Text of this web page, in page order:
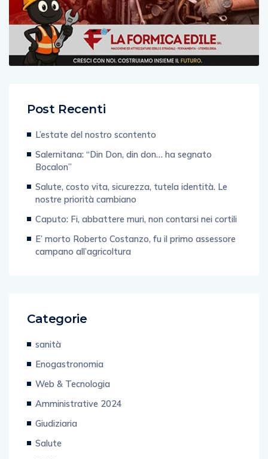
Post Recenti
L’estate del nostro scontento
Salernitana: “Din Don, din don… ha segnato
Bocalon”
Salute, costo vita, sicurezza, tutela identità. Le
nostre priorità cambiano
Caputo: Fi, abbattere muri, non contarsi nei cortili
E’ morto Roberto Costanzo, fu il primo assessore
campano all’agricoltura
Categorie
sanità
Enogastronomia
Web & Tecnologia
Amministrative 2024
Giudiziaria
Salute